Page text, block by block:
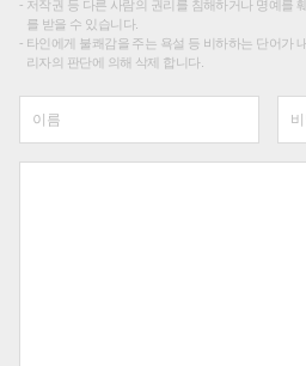
저작권 등 다른 사람의 권리를 침해하거나 명예를
를 받을 수 있습니다.
타인에게 불쾌감을 주는 욕설 등 비하하는 단어가
리자의 판단에 의해 삭제 합니다.